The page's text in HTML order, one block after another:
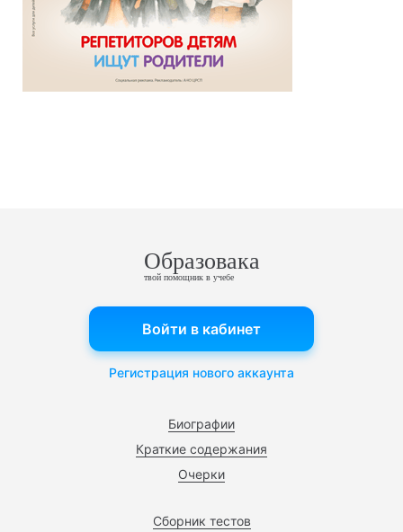
Образовака
твой помощник в учебе
Биографии
Краткие содержания
Очерки
Сборник тестов
Войти в кабинет
Регистрация нового аккаунта